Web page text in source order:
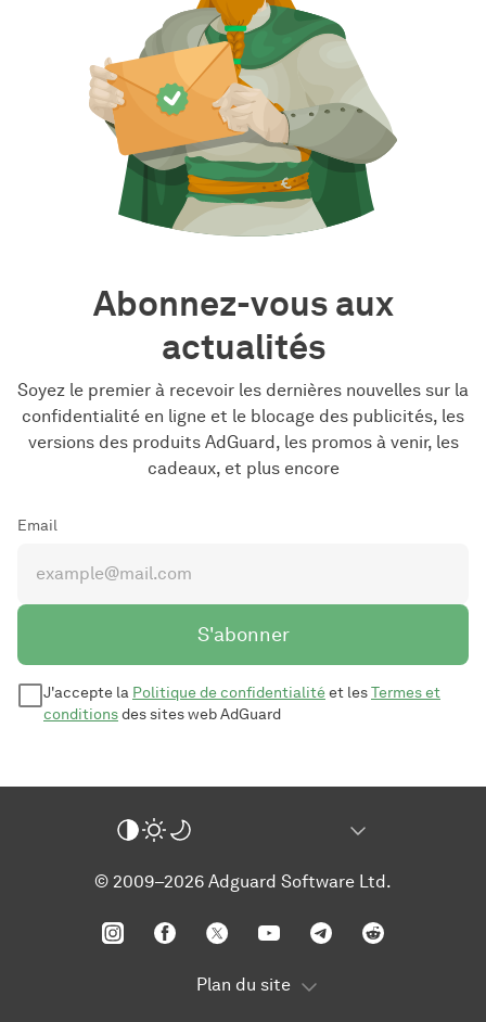
Abonnez-vous aux
actualités
Soyez le premier à recevoir les dernières nouvelles sur la
confidentialité en ligne et le blocage des publicités, les
versions des produits AdGuard, les promos à venir, les
cadeaux, et plus encore
Email
S'abonner
J'accepte la Politique de confidentialitéet lesTermes et
conditionsdes sites web AdGuard
© 2009–2026 Adguard Software Ltd.
Plan du site